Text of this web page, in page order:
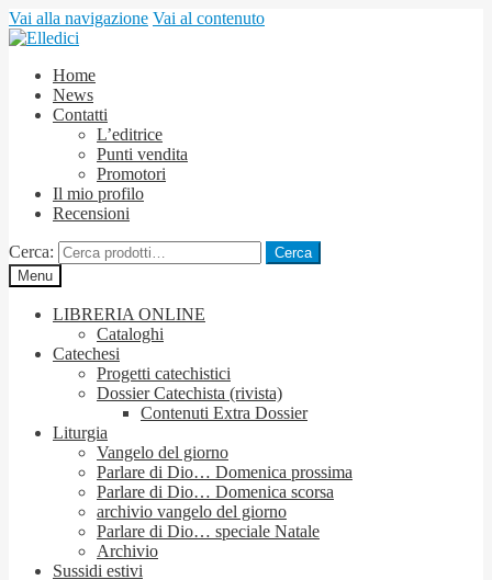
Vai alla navigazione Vai al contenuto
Home
News
Contatti
L’editrice
Punti vendita
Promotori
Il mio profilo
Recensioni
Cerca:
Cerca
Menu
LIBRERIA ONLINE
Cataloghi
Catechesi
Progetti catechistici
Dossier Catechista (rivista)
Contenuti Extra Dossier
Liturgia
Vangelo del giorno
Parlare di Dio… Domenica prossima
Parlare di Dio… Domenica scorsa
archivio vangelo del giorno
Parlare di Dio… speciale Natale
Archivio
Sussidi estivi